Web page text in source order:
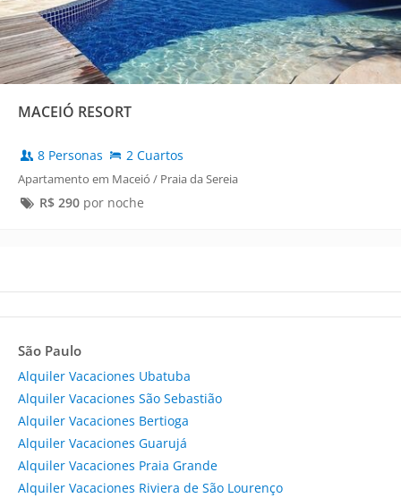
MACEIÓ RESORT
8 Personas 2 Cuartos
Apartamento em Maceió / Praia da Sereia
R$ 290por noche
São Paulo
Alquiler Vacaciones Ubatuba
Alquiler Vacaciones São Sebastião
Alquiler Vacaciones Bertioga
Alquiler Vacaciones Guarujá
Alquiler Vacaciones Praia Grande
Alquiler Vacaciones Riviera de São Lourenço